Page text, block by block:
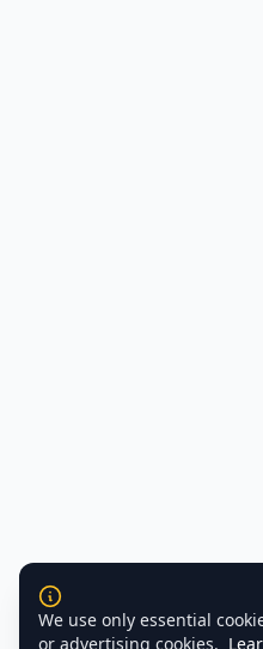
We use only essential
or advertising cookies.